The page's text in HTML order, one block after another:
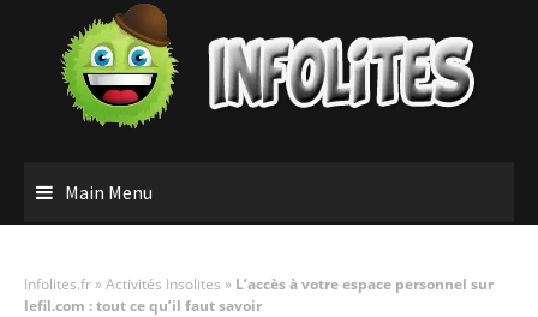
content
Main Menu
Infolites.fr »Activités Insolites » L’accès à votre espace personnel sur
lefil.com : tout ce qu’il faut savoir